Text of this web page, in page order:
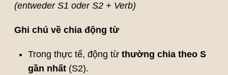
(entweder S1 oder S2 + Verb)
Ghi chú về chia động từ
Trong thực tế, động từ thường chia theo S
gần nhất(S2).